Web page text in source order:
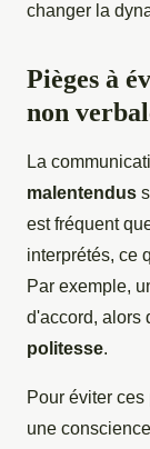
changer la
Pièges à
non
La
malentendus
est fréquent
interprétés, ce
Par exemple,
d'accord, alors
politesse.
Pour éviter
une